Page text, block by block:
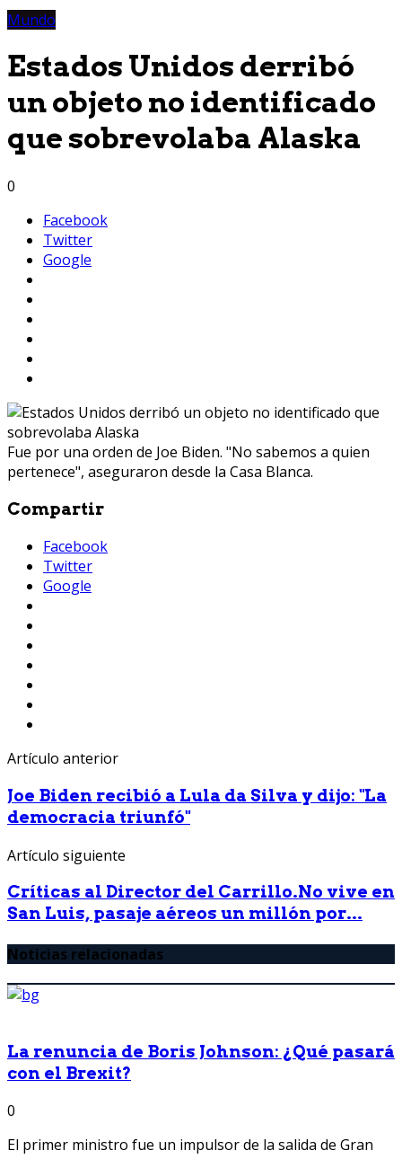
Mundo
Estados Unidos derribó
un objeto no identificado
que sobrevolaba Alaska
0
Facebook
Twitter
Google
Fue por una orden de Joe Biden. "No sabemos a quien
pertenece", aseguraron desde la Casa Blanca.
Compartir
Facebook
Twitter
Google
Artículo anterior
Joe Biden recibió a Lula da Silva y dijo: "La
democracia triunfó"
Artículo siguiente
Críticas al Director del Carrillo.No vive en
San Luis, pasaje aéreos un millón por...
Noticias relacionadas
La renuncia de Boris Johnson: ¿Qué pasará
con el Brexit?
0
El primer ministro fue un impulsor de la salida de Gran